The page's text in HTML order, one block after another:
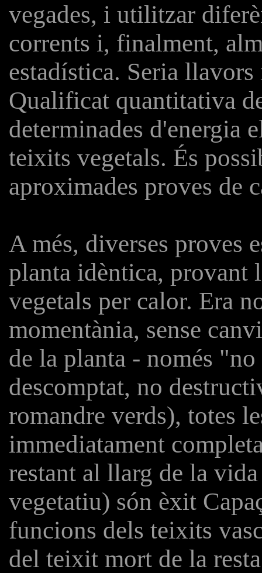
vegades, i utilitzar
corrents i, finalment,
estadística. Seria
Qualificat quantitativa
determinades d'energia
teixits vegetals. És
aproximades proves de
A més, diverses proves
planta idèntica, provant
vegetals per calor. Era
momentània, sense
de la planta - només
descomptat, no
romandre verds), totes
immediatament
restant al llarg de la
vegetatiu) són èxit
funcions dels teixits
del teixit mort de la